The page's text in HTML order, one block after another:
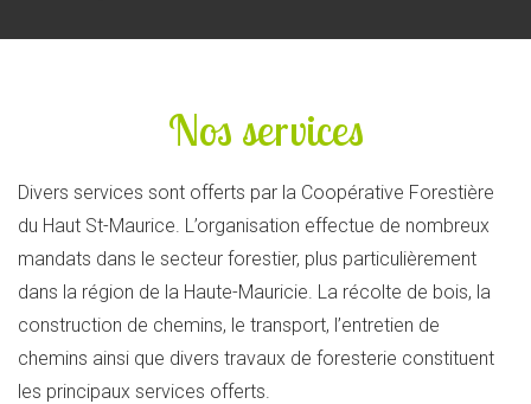
Nos services
Divers services sont offerts par la Coopérative Forestière
du Haut St-Maurice. L’organisation effectue de nombreux
mandats dans le secteur forestier, plus particulièrement
dans la région de la Haute-Mauricie. La récolte de bois, la
construction de chemins, le transport, l’entretien de
chemins ainsi que divers travaux de foresterie constituent
les principaux services offerts.